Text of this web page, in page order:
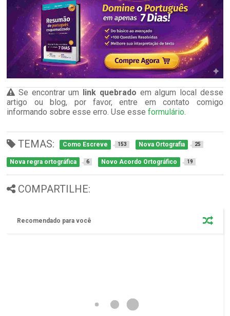
Se encontrar um link quebrado em algum local desse
artigo ou blog, por favor, entre em contato comigo
informando sobre esse erro. Use esseformulário.
TEMAS: Como Escreve 153 Nova Ortografia 25
Nova regra ortográfica 6 Novo Acordo Ortográfico 19
COMPARTILHE:
Recomendado para você